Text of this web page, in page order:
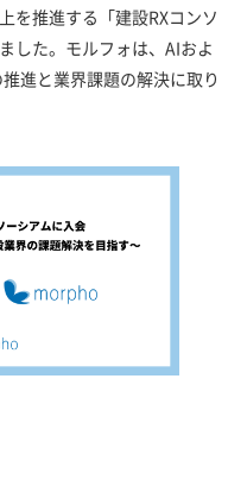
を推進する「建設RXコンソ
した。モルフォは、AIおよ
進と業界課題の解決に取り